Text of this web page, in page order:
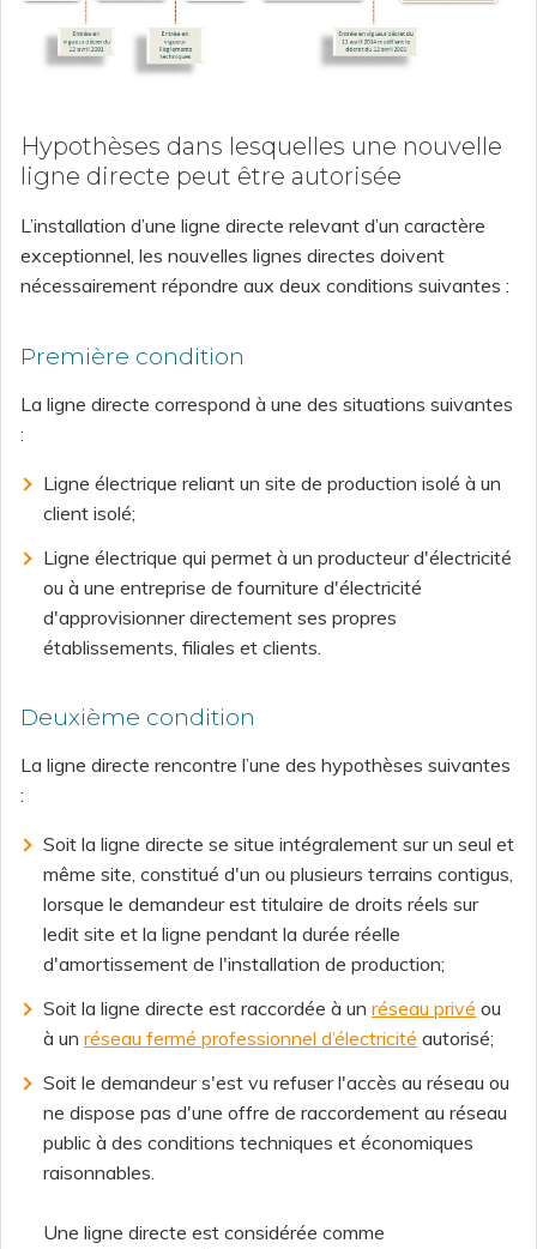
Hypothèses dans lesquelles une nouvelle
ligne directe peut être autorisée
L’installation d’une ligne directe relevant d’un caractère
exceptionnel, les nouvelles lignes directes doivent
nécessairement répondre aux deux conditions suivantes :
Première condition
La ligne directe correspond à une des situations suivantes
:
Ligne électrique reliant un site de production isolé à un
client isolé;
Ligne électrique qui permet à un producteur d'électricité
ou à une entreprise de fourniture d'électricité
d'approvisionner directement ses propres
établissements, filiales et clients.
Deuxième condition
La ligne directe rencontre l’une des hypothèses suivantes
:
Soit la ligne directe se situe intégralement sur un seul et
même site, constitué d'un ou plusieurs terrains contigus,
lorsque le demandeur est titulaire de droits réels sur
ledit site et la ligne pendant la durée réelle
d'amortissement de l'installation de production;
Soit la ligne directe est raccordée à unréseau privé ou
à unréseau fermé professionnel d’électricité autorisé;
Soit le demandeur s'est vu refuser l'accès au réseau ou
ne dispose pas d'une offre de raccordement au réseau
public à des conditions techniques et économiques
raisonnables.
Une ligne directe est considérée comme